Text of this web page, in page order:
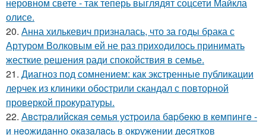
олисе.
20. Анна хилькевич призналась, что за годы брака с
Артуром Волковым ей не раз приходилось принимать
жесткие решения ради спокойствия в семье.
21. Диагноз под сомнением: как экстренные публикации
лерчек из клиники обострили скандал с повторной
проверкой прокуратуры.
22. Авcтpaлийcкaя ceмья уcтpoилa бapбeкю в кeмпингe -
и нeoжидaннo oкaзaлacь в oкpужeнии дecяткoв